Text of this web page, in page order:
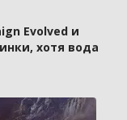
Evolved и
хотя вода